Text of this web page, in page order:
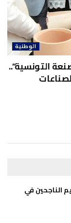
الوطنية
التونسية”..
الناجحين في